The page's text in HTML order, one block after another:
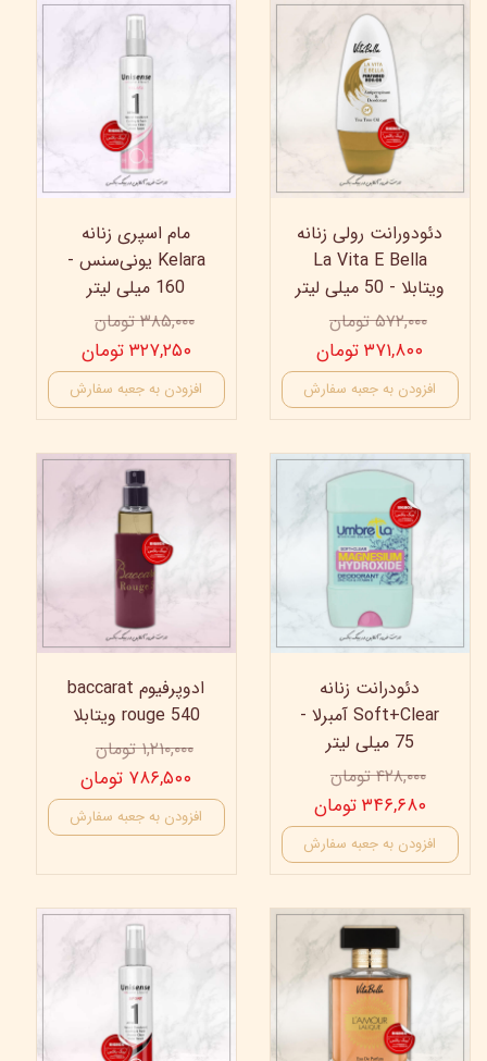
دئودورانت رولی زنانه
La Vita E Bella
ویتابلا - 50 میلی لیتر
۵۷۲,۰۰۰ تومان
۳۷۱,۸۰۰ تومان
افزودن به جعبه سفارش
35%
مام اسپری زنانه
Kelara یونی‌سنس -
160 میلی لیتر
۳۸۵,۰۰۰ تومان
۳۲۷,۲۵۰ تومان
افزودن به جعبه سفارش
15%
دئودرانت زنانه
Soft+Clear آمبرلا -
75 میلی لیتر
۴۲۸,۰۰۰ تومان
۳۴۶,۶۸۰ تومان
افزودن به جعبه سفارش
19%
ادوپرفیوم baccarat
rouge 540 ویتابلا
۱,۲۱۰,۰۰۰ تومان
۷۸۶,۵۰۰ تومان
افزودن به جعبه سفارش
35%
30%
15%